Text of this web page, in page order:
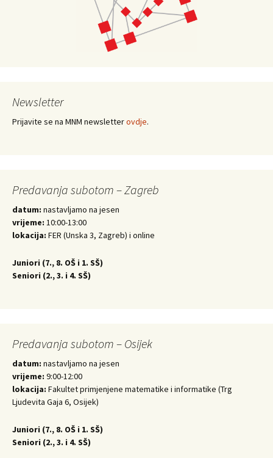
Newsletter
Prijavite se na MNM newsletterovdje.
Predavanja subotom – Zagreb
datum: nastavljamo na jesen
vrijeme: 10:00-13:00
lokacija: FER (Unska 3, Zagreb) i online
Juniori (7., 8. OŠ i 1. SŠ)
Seniori (2., 3. i 4. SŠ)
Predavanja subotom – Osijek
datum: nastavljamo na jesen
vrijeme: 9:00-12:00
lokacija: Fakultet primjenjene matematike i informatike (Trg
Ljudevita Gaja 6, Osijek)
Juniori (7., 8. OŠ i 1. SŠ)
Seniori (2., 3. i 4. SŠ)